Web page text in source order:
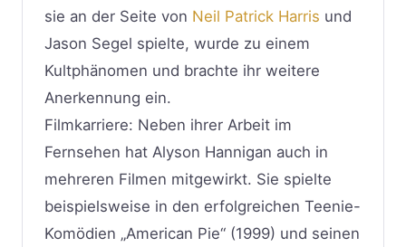
sie an der Seite von Neil Patrick Harris und
Jason Segel spielte, wurde zu einem
Kultphänomen und brachte ihr weitere
Anerkennung ein.
Filmkarriere: Neben ihrer Arbeit im
Fernsehen hat Alyson Hannigan auch in
mehreren Filmen mitgewirkt. Sie spielte
beispielsweise in den erfolgreichen Teenie-
Komödien „American Pie“ (1999) und seinen